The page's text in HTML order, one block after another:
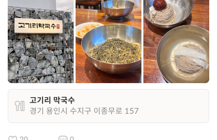
고기리 막국수
경기 용인시 수지구 이종무로 157